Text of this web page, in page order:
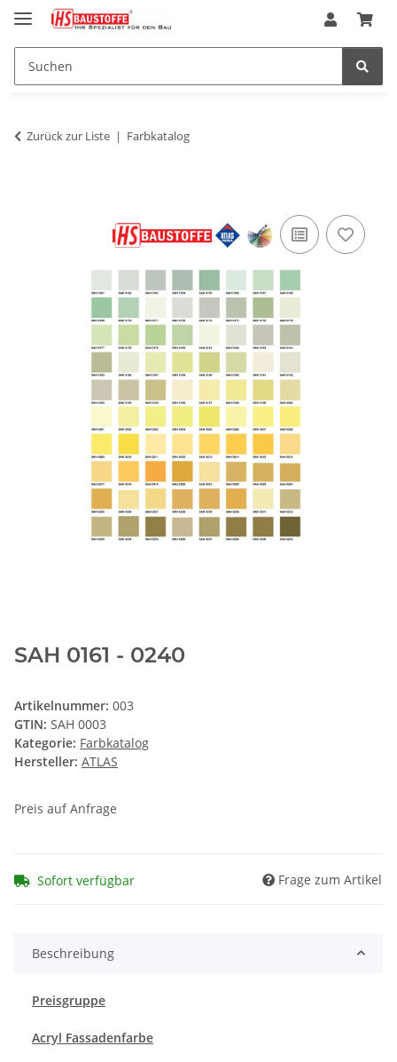
Zurück zur Liste Farbkatalog
SAH 0161 - 0240
Artikelnummer: 003
GTIN: SAH 0003
Kategorie: Farbkatalog
Hersteller: ATLAS
Preis auf Anfrage
Sofort verfügbar Frage zum Artikel
Beschreibung
Preisgruppe
Acryl Fassadenfarbe